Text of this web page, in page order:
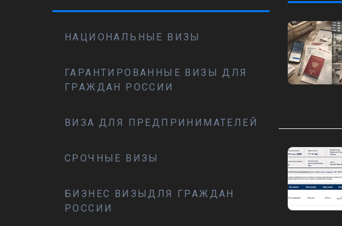
НАЦИОНАЛЬНЫЕ ВИЗЫ
ГАРАНТИРОВАННЫЕ ВИЗЫ ДЛЯ
ГРАЖДАН РОССИИ
ВИЗА ДЛЯ ПРЕДПРИНИМАТЕЛЕЙ
СРОЧНЫЕ ВИЗЫ
БИЗНЕС ВИЗЫДЛЯ ГРАЖДАН
РОССИИ